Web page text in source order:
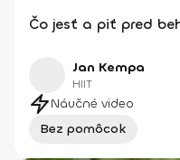
Čo jesť a piť pred
Jan Kempa
HIIT
Náučné video
Bez pomôcok